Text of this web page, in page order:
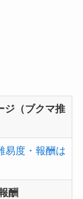
ジ（ブクマ推
易度・報酬は
酬